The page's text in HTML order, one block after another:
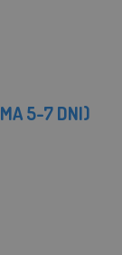
5-7 DNI)